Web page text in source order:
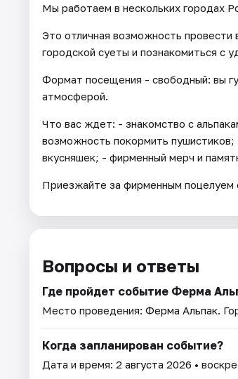
Мы работаем в нескольких городах
Это отличная возможность
городской суеты и познакомиться с
Формат посещения - свободный: вы
атмосферой.
Что вас ждет: - знакомство с
возможность покормить
вкусняшек; - фирменный мерч и
Приезжайте за фирменным поцелуем
Вопросы и ответы
Где пройдет событие Ферма
Место проведения: Ферма Альпак.
Когда запланирован событие?
Дата и время: 2 августа 2026 •